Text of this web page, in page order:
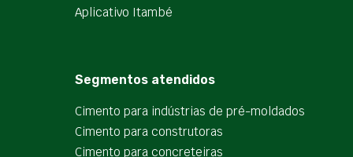
Aplicativo Itambé
Segmentos atendidos
Cimento para indústrias de pré-moldados
Cimento para construtoras
Cimento para concreteiras